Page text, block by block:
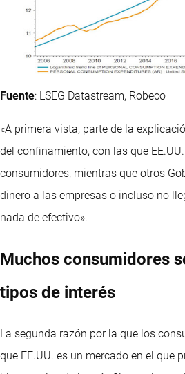
Fuente: LSEG Datastream, Robeco
«A primera vista, parte de la
del confinamiento, con las que
consumidores, mientras que otros
dinero a las empresas o incluso no
nada de efectivo».
Muchos consumidores
tipos de interés
La segunda razón por la que los
que EE.UU. es un mercado en el que